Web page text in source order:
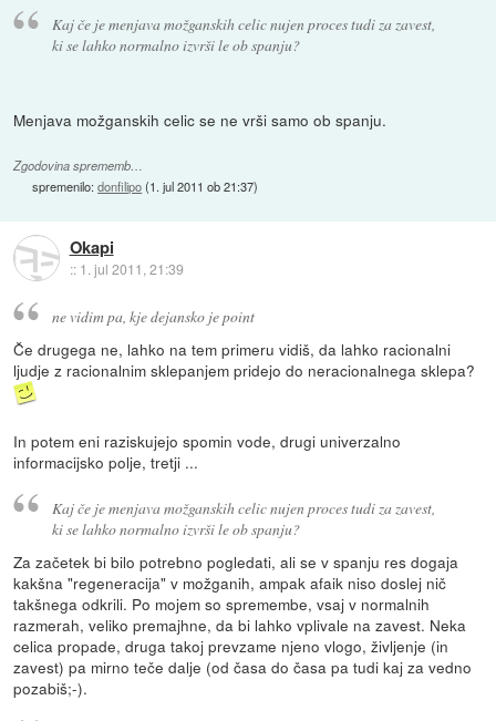
Kaj če je menjava možganskih celic nujen proces tudi za zavest,
ki se lahko normalno izvrši le ob spanju?
Menjava možganskih celic se ne vrši samo ob spanju.
Zgodovina sprememb…
spremenilo:donfilipo(1. jul 2011 ob 21:37)
Okapi
:: 1. jul 2011, 21:39
ne vidim pa, kje dejansko je point
Če drugega ne, lahko na tem primeru vidiš, da lahko racionalni
ljudje z racionalnim sklepanjem pridejo do neracionalnega sklepa?
In potem eni raziskujejo spomin vode, drugi univerzalno
informacijsko polje, tretji ...
Kaj če je menjava možganskih celic nujen proces tudi za zavest,
ki se lahko normalno izvrši le ob spanju?
Za začetek bi bilo potrebno pogledati, ali se v spanju res dogaja
kakšna "regeneracija" v možganih, ampak afaik niso doslej nič
takšnega odkrili. Po mojem so spremembe, vsaj v normalnih
razmerah, veliko premajhne, da bi lahko vplivale na zavest. Neka
celica propade, druga takoj prevzame njeno vlogo, življenje (in
zavest) pa mirno teče dalje (od časa do časa pa tudi kaj za vedno
pozabiš;-).